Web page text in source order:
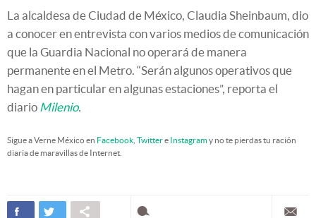
La alcaldesa de Ciudad de México, Claudia Sheinbaum, dio
a conocer en entrevista con varios medios de comunicación
que la Guardia Nacional no operará de manera
permanente en el Metro. “Serán algunos operativos que
hagan en particular en algunas estaciones”, reporta el
diario Milenio.
Sigue a Verne México en Facebook Twittere Instagramy no te pierdas tu ración
diaria de maravillas de Internet.